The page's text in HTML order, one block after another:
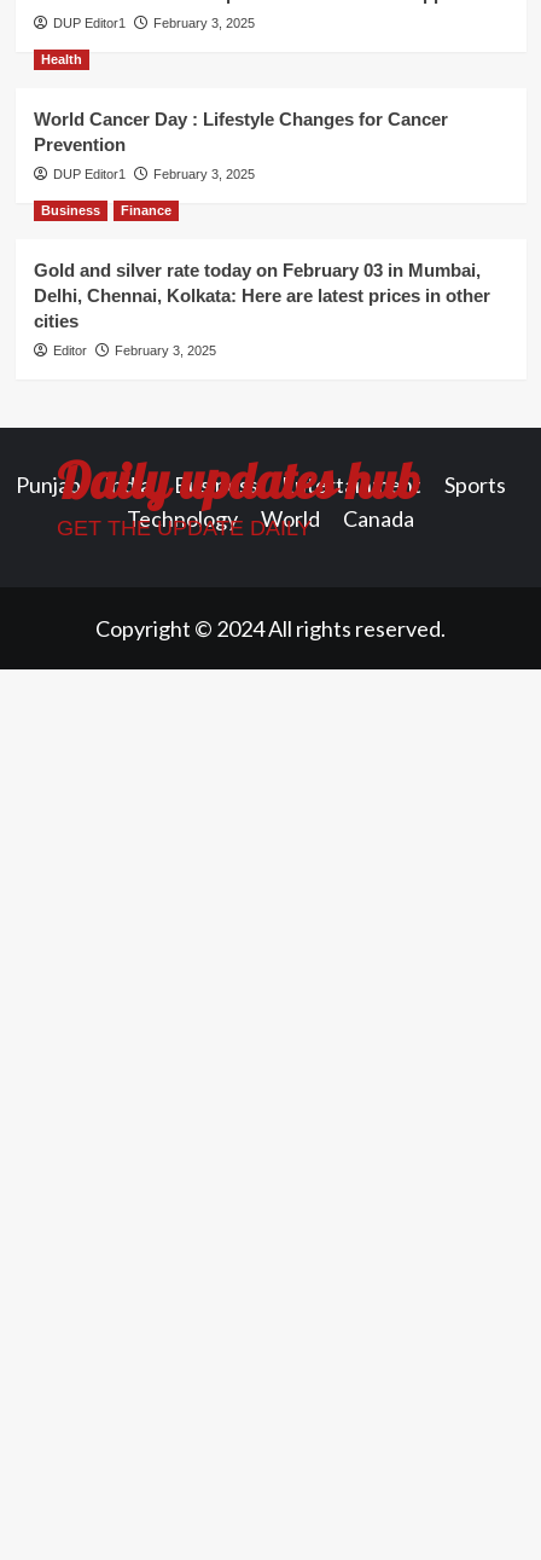
DUP Editor1 February 3, 2025
Health
World Cancer Day : Lifestyle Changes for Cancer
Prevention
DUP Editor1 February 3, 2025
Business Finance
Gold and silver rate today on February 03 in Mumbai,
Delhi, Chennai, Kolkata: Here are latest prices in other
cities
Editor February 3, 2025
Daily updates hub
GET THE UPDATE DAILY
Punjab India Business Entertainment
Sports
Technology
World Canada
Copyright © 2024 All rights reserved.